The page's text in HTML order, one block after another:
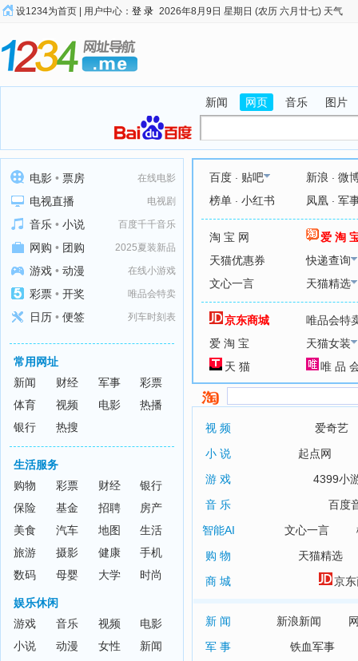
设1234为首页 用户中心： 登 录 2026年8月9日 星期日 (农历 六月廿七) 天气
新闻 网页 音乐 图片
百度 贴吧 新浪
微
榜单
小红书 凤凰 军
淘 宝 网
爱 淘
天猫优惠券
快递查询
文心一言
天猫精选
京东商城
唯品会特
爱 淘 宝
天猫女装
天 猫
唯 品
视 频
爱奇艺
小 说
起点网
游 戏
4399小
音 乐
百度
智能AI
文心一言
购 物
天猫精选
商 城
京
新 闻 新浪新闻
军 事
铁血军事
电影 • 票房 在线电影
电视直播 电视剧
音乐 • 小说 百度千千音乐
网购 • 团购 2025夏装新品
游戏 • 动漫 在线小游戏
彩票 • 开奖 唯品会特卖
日历 • 便签 列车时刻表
常用网址
新闻
财经 军事
彩票
体育
视频 电影
热播
银行
热搜
生活服务
购物
彩票 财经
银行
保险
基金 招聘
房产
美食
汽车 地图
生活
旅游
摄影 健康
手机
数码
母婴 大学 时尚
娱乐休闲
游戏
音乐 视频
电影
小说
动漫 女性
新闻